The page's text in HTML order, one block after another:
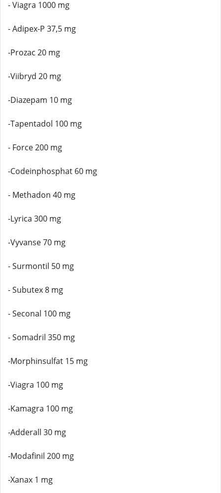
- Viagra 1000 mg
- Adipex-P 37,5 mg
-Prozac 20 mg
-Viibryd 20 mg
-Diazepam 10 mg
-Tapentadol 100 mg
- Force 200 mg
-Codeinphosphat 60 mg
- Methadon 40 mg
-Lyrica 300 mg
-Vyvanse 70 mg
- Surmontil 50 mg
- Subutex 8 mg
- Seconal 100 mg
- Somadril 350 mg
-Morphinsulfat 15 mg
-Viagra 100 mg
-Kamagra 100 mg
-Adderall 30 mg
-Modafinil 200 mg
-Xanax 1 mg